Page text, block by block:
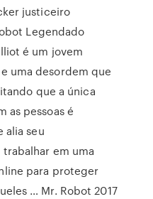
justiceiro
Legendado
é um jovem
uma desordem que
que a única
as pessoas é
alia seu
em uma
para proteger
… Mr. Robot 2017